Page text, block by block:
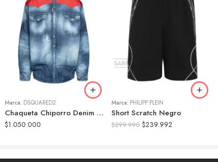
Marca: DSQUARED2
Chaqueta Chiporro Denim – Dsquared2
$1.050.000
S
M
L
XL
Marca: PHILIPP PLEIN
Short Scratch Negro
$299.990 $239.992
M